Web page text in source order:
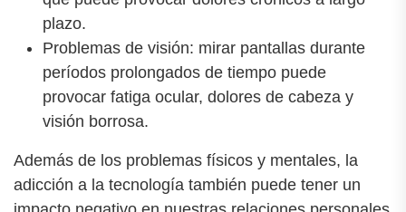
plazo.
Problemas de visión: mirar pantallas durante
períodos prolongados de tiempo puede
provocar fatiga ocular, dolores de cabeza y
visión borrosa.
Además de los problemas físicos y mentales, la
adicción a la tecnología también puede tener un